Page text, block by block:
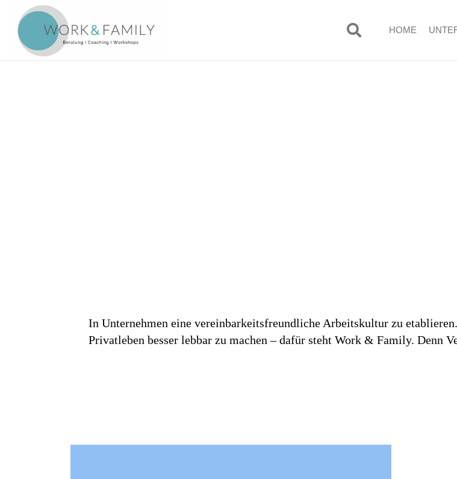
HOME
In Unternehmen eine vereinbarkeitsfreundliche Arbeitskultur zu
Privatleben besser lebbar zu machen – dafür steht Work & Family. Denn